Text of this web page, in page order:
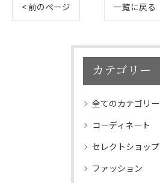
< 前のページ 一覧に戻る
カテゴリー
全てのカテゴリー
コーディネート
セレクトショップ
ファッション